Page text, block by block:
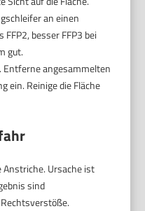
an einen
besser FFP3 bei
gut.
Entferne angesammelten
ein. Reinige die Fläche
Anstriche. Ursache ist
sind